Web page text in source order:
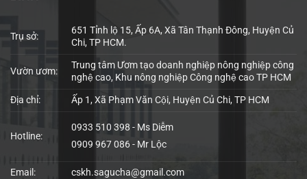
Trụ sở:
651 Tỉnh lộ 15, Ấp 6A, Xã Tân Thạnh Đông, Huyện Củ
Chi, TP HCM.
Vườn ươm:
Trung tâm Ươm tạo doanh nghiệp nông nghiệp công
nghệ cao, Khu nông nghiệp Công nghệ cao TP HCM
Địa chỉ: Ấp 1, Xã Phạm Văn Cội, Huyện Củ Chi, TP HCM
Hotline:
0933 510 398 - Ms Diễm
0909 967 086 - Mr Lộc
Email: cskh.sagucha@gmail.com